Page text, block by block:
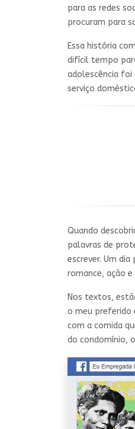
para as redes
procuram para
Essa história
difícil tempo
adolescência foi
serviço
Quando
palavras de
escrever. Um
romance, ação e
Nos textos,
o meu preferido
com a comida
do condomínio,